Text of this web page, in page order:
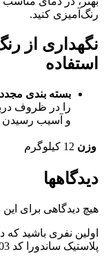
رنگ‌آمیزی کنید.
نگهداری از
استفاده
بسته بندی
را در ظروف
و آسیب رسیدن
وزن 12 کیلوگرم
دیدگاهها
هیچ دیدگاهی برای
اولین نفری باشید
پلاستیک ساندورا کد 403 دبه”